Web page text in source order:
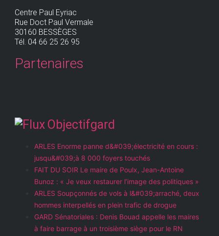
Centre Paul Eyriac
Rue Doct Paul Vermale
30160 BESSÈGES
Tél. 04 66 25 26 95
Partenaires
Objectifgard
ARLES Enorme panne d&#039;électricité en cours :
jusqu&#039;à 8 000 foyers touchés
FAIT DU SOIR Le maire de Poulx, Jean-Antoine
Bunoz : « Je veux restaurer l’image des politiques »
ARLES Soupçonnés de vols à l&#039;arraché, deux
hommes interpellés en plein trafic de drogue
GARD Sénatoriales : Denis Bouad appelle les maires
à faire barrage à un troisième siège pour le RN